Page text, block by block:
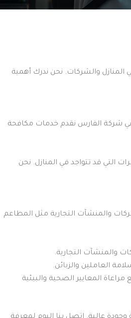
والشركات. نحن ندرك أهمية
شركة الفارس نقدم خدمات مكافحة
التي قد تتواجد في المنازل. نحن
والمنشآت التجارية مثل المطاعم
والمنشآت التجارية.
العاملين والزبائن.
المعايير الصحية والبيئية